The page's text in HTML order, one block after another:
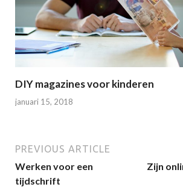
DIY magazines voor kinderen
januari 15, 2018
PREVIOUS ARTICLE
Werken voor een
tijdschrift
Zijn